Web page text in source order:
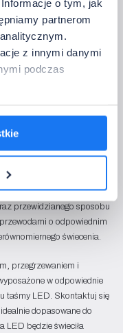
o tym, jak
partnerom
z innymi danymi
podczas
spadek napięcia nie
końców.
warunków pracy, w tym
korekcji współczynnika
ale także
dobrany zasilacz
taśmy o co najmniej
napięciu co taśma, być
przewidzianego sposobu
o odpowiednim
świecenia.
przegrzewaniem i
w odpowiednie
taśmy LED. Skontaktuj się
dopasowane do
LED będzie świeciła